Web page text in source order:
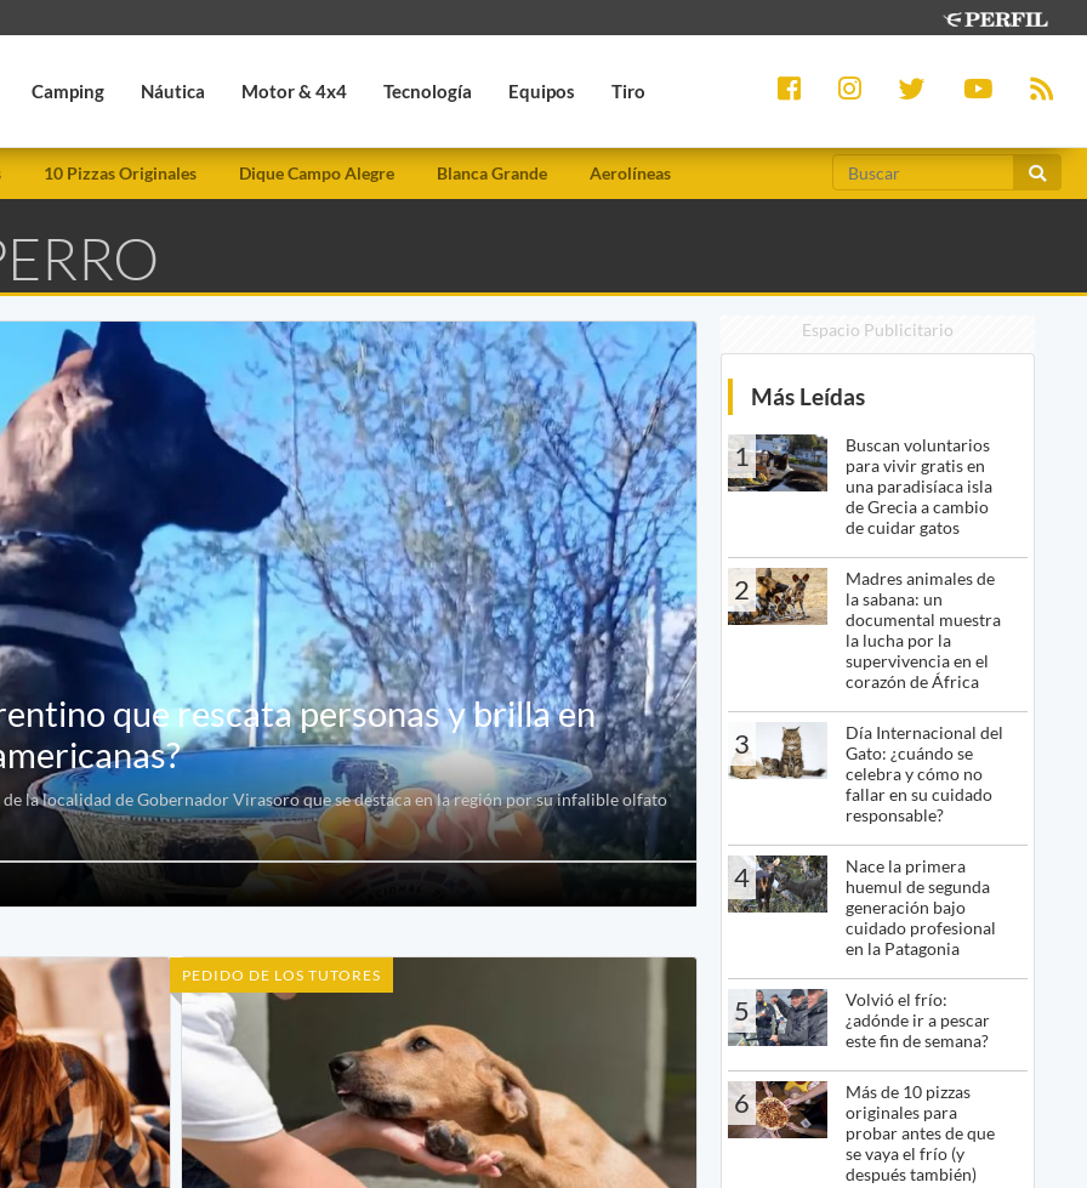
Camping Náutica Motor & 4x4 Tecnología Equipos Tiro
10 Pizzas Originales Dique Campo Alegre Blanca Grande Aerolíneas
que rescata personas y brilla en
la localidad de Gobernador Virasoro que se destaca en la región por su infalible olfato
PEDIDO DE LOS TUTORES
Espacio Publicitario
Más Leídas
1
Buscan voluntarios
para vivir gratis en
una paradisíaca isla
de Grecia a cambio
de cuidar gatos
2
Madres animales de
la sabana: un
documental muestra
la lucha por la
supervivencia en el
corazón de África
3
Día Internacional del
Gato: ¿cuándo se
celebra y cómo no
fallar en su cuidado
responsable?
4
Nace la primera
huemul de segunda
generación bajo
cuidado profesional
en la Patagonia
5
Volvió el frío:
¿adónde ir a pescar
este fin de semana?
6
Más de 10 pizzas
originales para
probar antes de que
se vaya el frío (y
después también)